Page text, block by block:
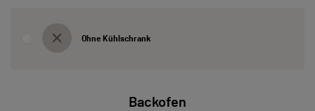
Ohne Kühlschrank
Backofen